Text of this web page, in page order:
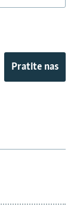
Pratite nas